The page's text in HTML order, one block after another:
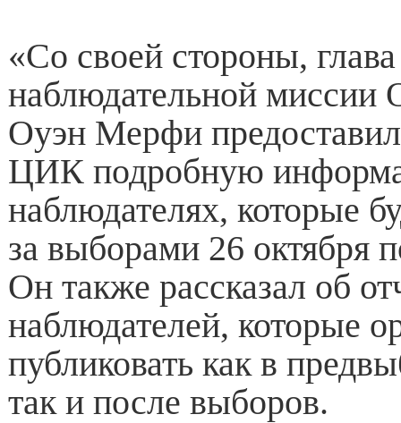
«Со своей стороны, глава
наблюдательной
Оуэн Мерфи
ЦИК подробную
наблюдателях, которые
за выборами 26 октября
Он также рассказал об
наблюдателей, которые
публиковать как в
так и после выборов.